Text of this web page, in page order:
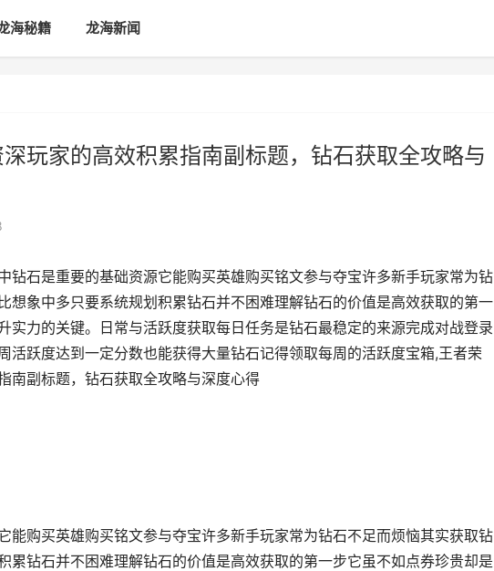
海秘籍 龙海新闻
玩家的高效积累指南副标题，钻石获取全攻略与
钻石是重要的基础资源它能购买英雄购买铭文参与夺宝许多新手玩家常为钻
想象中多只要系统规划积累钻石并不困难理解钻石的价值是高效获取的第一
实力的关键。日常与活跃度获取每日任务是钻石最稳定的来源完成对战登录
活跃度达到一定分数也能获得大量钻石记得领取每周的活跃度宝箱,王者荣
南副标题，钻石获取全攻略与深度心得
能购买英雄购买铭文参与夺宝许多新手玩家常为钻石不足而烦恼其实获取钻
累钻石并不困难理解钻石的价值是高效获取的第一步它虽不如点券珍贵却是